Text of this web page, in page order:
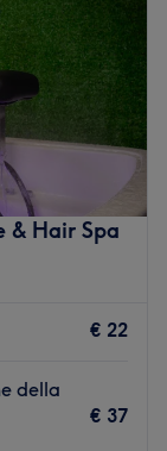
07:00 –
18:00
Chiuso
da Vinci
Coppola, e
ad
& Hair Spa
€ 22
della
€ 37